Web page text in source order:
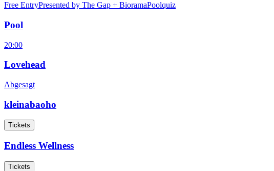
Free EntryPresented by The Gap + BioramaPoolquiz
Pool
20:00
Lovehead
Abgesagt
kleinabaoho
Tickets
Endless Wellness
Tickets